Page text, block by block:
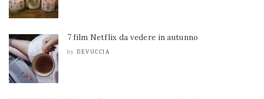
7 film Netflix da vedere in autunno
by DEVUCCIA